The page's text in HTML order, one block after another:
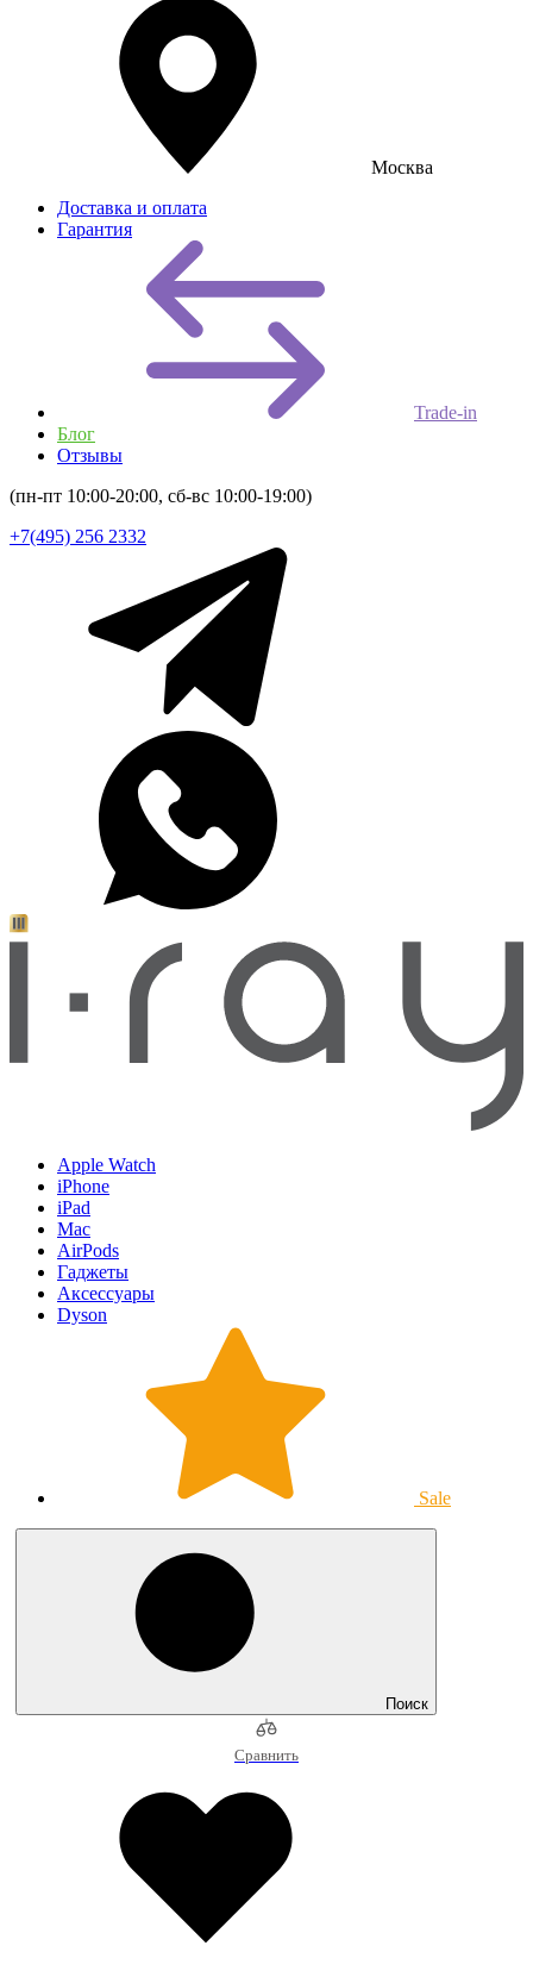
Москва
Доставка и оплата
Гарантия
Trade-in
Блог
Отзывы
(пн-пт 10:00-20:00, сб-вс 10:00-19:00)
+7(495) 256 2332
Apple Watch
iPhone
iPad
Mac
AirPods
Гаджеты
Аксессуары
Dyson
Sale
Поиск
Сравнить